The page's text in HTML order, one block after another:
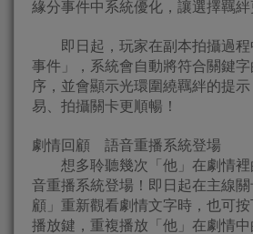
緣分事件中系統優化，讓選擇羈
即日起，玩家在副本拍攝過程
事件」，系統會自動將符合關鍵
序，並會顯示光環圍繞羈絆的提
易、拍攝關卡更順暢！
劇情回顧 語音重播系統登場
想多聆聽幾次「他」在劇情裡
音重播系統登場！即日起在主線
顧」重新觀看劇情文字時，也可
播放鍵，重複播放「他」在劇情